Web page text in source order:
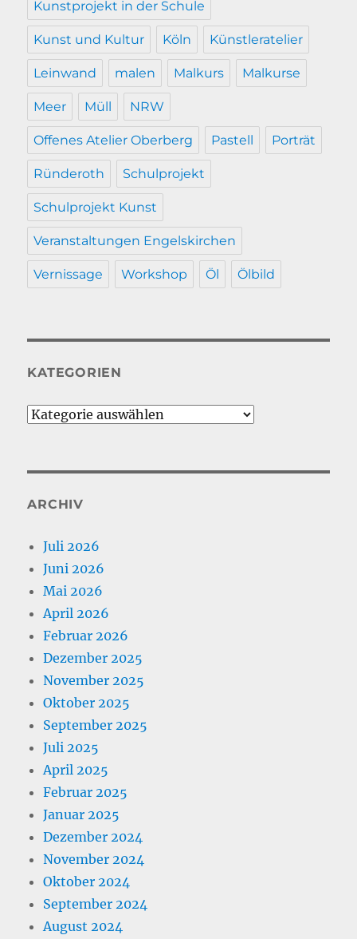
Kunstprojekt in der Schule
Kunst und Kultur Köln Künstleratelier
Leinwand malen Malkurs Malkurse
Meer Müll NRW
Offenes Atelier Oberberg Pastell Porträt
Ründeroth Schulprojekt
Schulprojekt Kunst
Veranstaltungen Engelskirchen
Vernissage Workshop Öl Ölbild
KATEGORIEN
Kategorien
ARCHIV
Juli 2026
Juni 2026
Mai 2026
April 2026
Februar 2026
Dezember 2025
November 2025
Oktober 2025
September 2025
Juli 2025
April 2025
Februar 2025
Januar 2025
Dezember 2024
November 2024
Oktober 2024
September 2024
August 2024